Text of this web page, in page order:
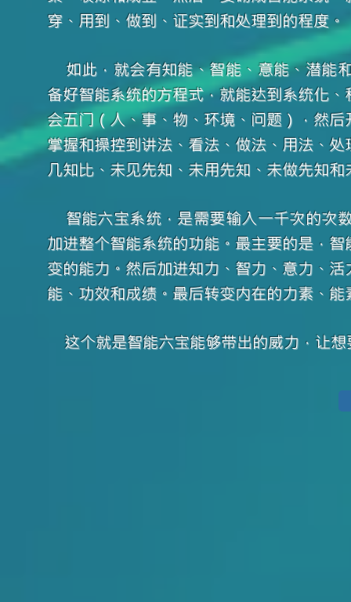
穿、用到、做到、证实到和处理到的程度。
如此，就会有知能、智能、意能、潜能
备好智能系统的方程式，就能达到系统化
会五门（人、事、物、环境、问题），然
掌握和操控到讲法、看法、做法、用法、
几知比、未见先知、未用先知、未做先知和
智能六宝系统，是需要输入一千次的次
加进整个智能系统的功能。最主要的是，
变的能力。然后加进知力、智力、意力、
能、功效和成绩。最后转变内在的力素、
这个就是智能六宝能够带出的威力，让